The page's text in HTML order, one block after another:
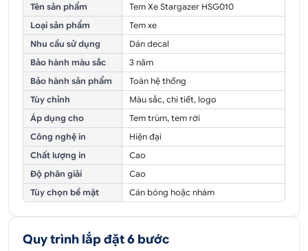
Tên sản phẩm
Tem Xe Stargazer HSG010
Loại sản phẩm
Tem xe
Nhu cầu sử dụng
Dán decal
Bảo hành màu sắc
3 năm
Bảo hành sản phẩm
Toàn hệ thống
Tùy chỉnh
Màu sắc, chi tiết, logo
Áp dụng cho
Tem trùm, tem rời
Công nghệ in
Hiện đại
Chất lượng in
Cao
Độ phân giải
Cao
Tùy chọn bề mặt
Cán bóng hoặc nhám
Quy trình lắp đặt 6 bước